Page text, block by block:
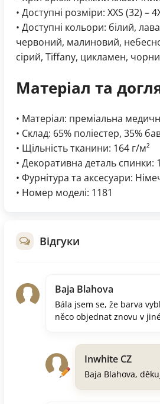
• Доступні розміри: XXS (32) –
• Доступні кольори: білий,
червоний, малиновий,
сірий, Tiffany, цикламен,
Матеріал та
• Матеріал: преміальна
• Склад: 65% поліестер, 35%
• Щільність тканини: 164 г/м²
• Декоративна деталь
• Фурнітура та аксесуари:
• Номер моделі: 1181
Відгуки
Baja Blahova
Bála jsem se, že barva
něco objednat znovu v
Inwhite CZ
Baja Blahova,